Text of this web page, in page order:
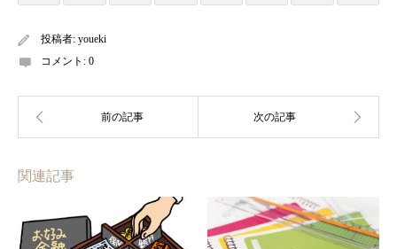
投稿者: youeki
コメント: 0
関連記事